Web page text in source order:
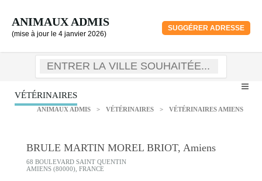
ANIMAUX ADMIS
(mise à jour le 4 janvier 2026)
SUGGÉRER ADRESSE
VÉTÉRINAIRES
ANIMAUX ADMIS > VÉTÉRINAIRES > VÉTÉRINAIRES AMIENS
BRULE MARTIN MOREL BRIOT, Amiens
68 BOULEVARD SAINT QUENTIN
AMIENS (80000), FRANCE